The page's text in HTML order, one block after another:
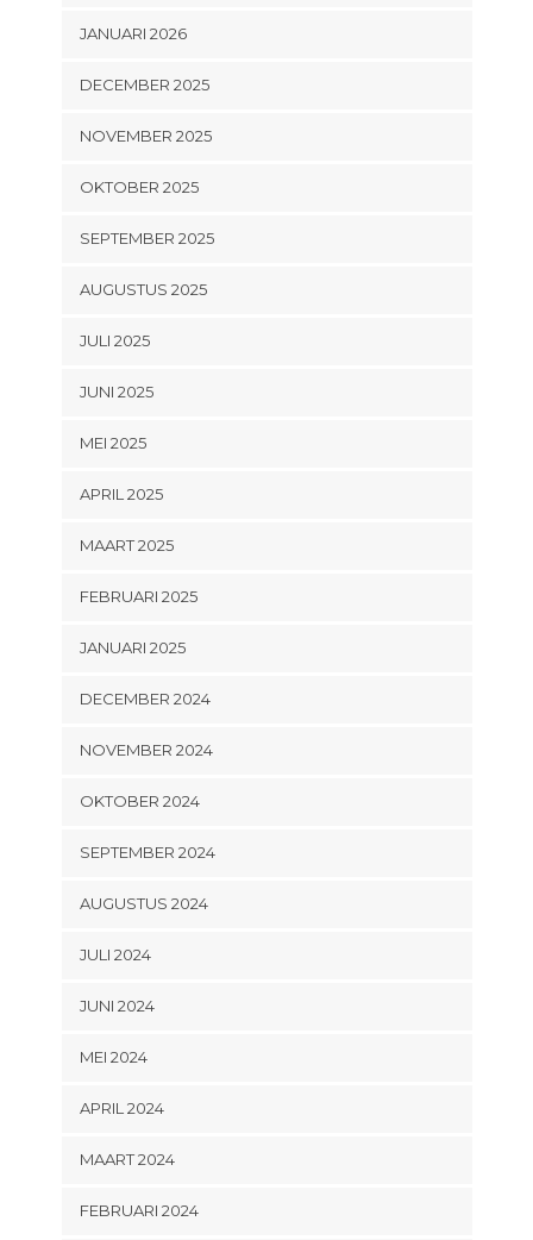
JANUARI 2026
DECEMBER 2025
NOVEMBER 2025
OKTOBER 2025
SEPTEMBER 2025
AUGUSTUS 2025
JULI 2025
JUNI 2025
MEI 2025
APRIL 2025
MAART 2025
FEBRUARI 2025
JANUARI 2025
DECEMBER 2024
NOVEMBER 2024
OKTOBER 2024
SEPTEMBER 2024
AUGUSTUS 2024
JULI 2024
JUNI 2024
MEI 2024
APRIL 2024
MAART 2024
FEBRUARI 2024